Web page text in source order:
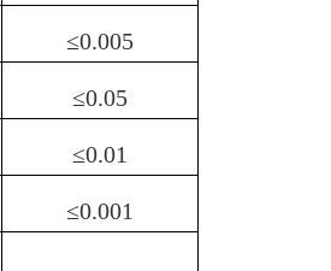
≤0.005
≤0.05
≤0.01
≤0.001